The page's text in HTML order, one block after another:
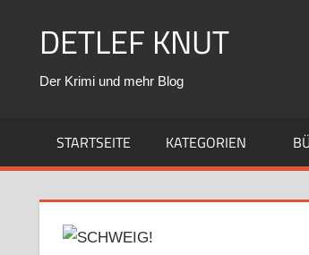
DETLEF KNUT
Der Krimi und mehr Blog
STARTSEITE KATEGORIEN